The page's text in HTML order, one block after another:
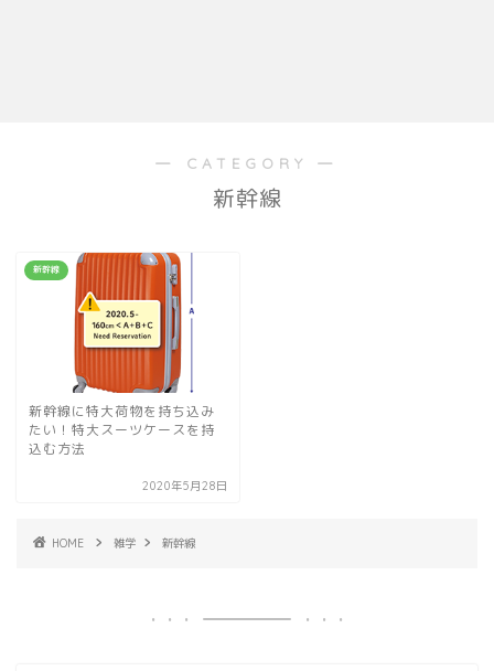
― CATEGORY ―
新幹線
新幹線
新幹線に特大荷物を持ち込み
たい！特大スーツケースを持
込む方法
2020年5月28日
HOME 雑学 新幹線